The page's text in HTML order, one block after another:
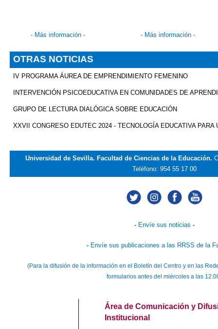
- Más información - - Más información -
OTRAS NOTICIAS
IV PROGRAMA ÁUREA DE EMPRENDIMIENTO FEMENINO
INTERVENCIÓN PSICOEDUCATIVA EN COMUNIDADES DE
GRUPO DE LECTURA DIALÓGICA SOBRE EDUCACIÓN
XXVII CONGRESO EDUTEC 2024 - TECNOLOGÍA EDUCATIVA PARA
Universidad de Sevilla. Facultad de Ciencias de la Educación.
Teléfono: 954 55 17 00
- Envíe sus noticias -
- Envíe sus publicaciones a las RRSS de la
(Para la difusión de la información en el Boletín del Centro y en las
formularios antes del miércoles a las
Área de Comunicación y
Institucional